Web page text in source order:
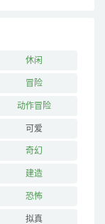
休闲
冒险
动作冒险
可爱
奇幻
建造
恐怖
拟真